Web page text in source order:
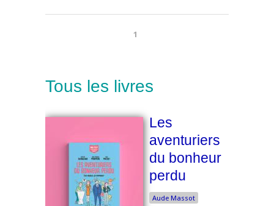
1
Tous les livres
Les
aventuriers
du bonheur
perdu
Aude Massot